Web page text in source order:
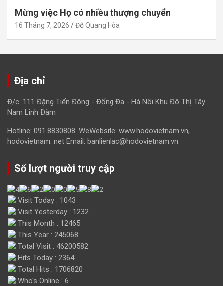
Mừng việc Họ có nhiều thượng chuyển
16 Tháng 7, 2026 Đỗ Quang Hòa
Địa chỉ
Đ/c :111 Đặng Tiến Đông - Đống Đa - Hà Nôi Khu Đô Thị Tây
Nam Linh Đàm
Hotline: 091.8830808. WeWebsite: www.hodovietnam.vn,
hodovietnam. net Email: banlienlac@hodovietnam.vn
Số lượt người truy cập
Visit Today : 1043
Visit Yesterday : 1232
This Month : 12465
This Year : 245068
Total Visit : 46200582
Hits Today : 2364
Total Hits : 1706820
Who's Online : 6